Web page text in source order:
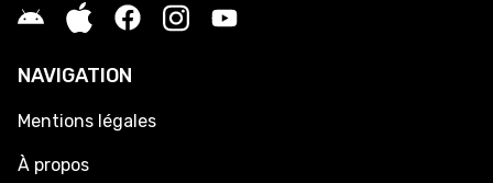
NAVIGATION
Mentions légales
À propos